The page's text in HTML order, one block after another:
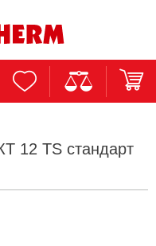
12 TS стандарт